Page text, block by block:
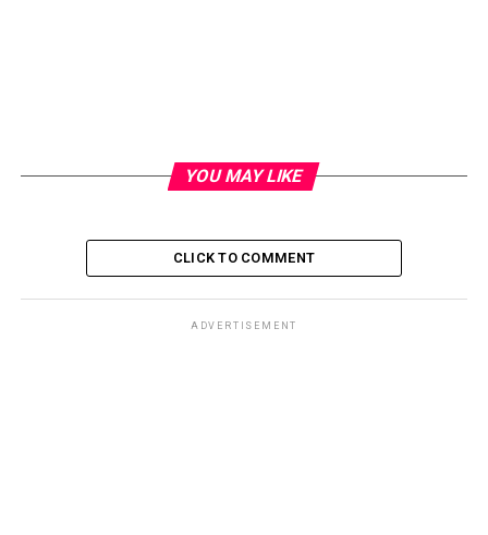
YOU MAY LIKE
CLICK TO COMMENT
ADVERTISEMENT